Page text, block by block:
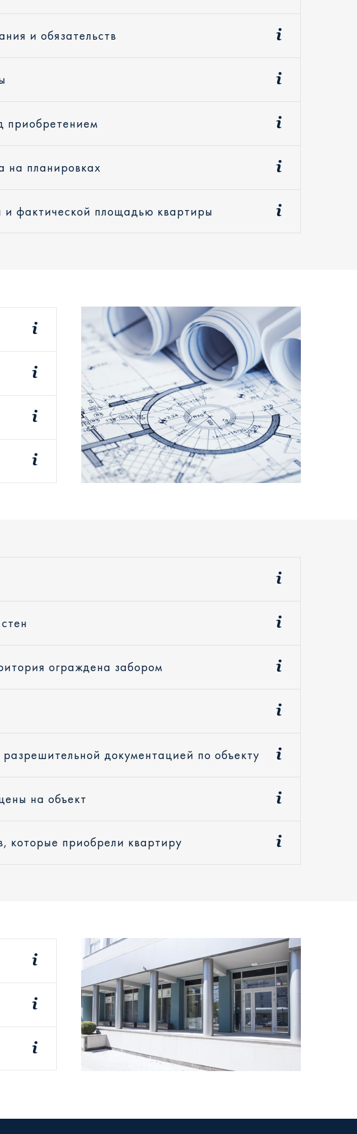
и обязательств
приобретением
на планировках
и фактической площадью квартиры
ограждена забором
документацией по объекту
на объект
которые приобрели квартиру